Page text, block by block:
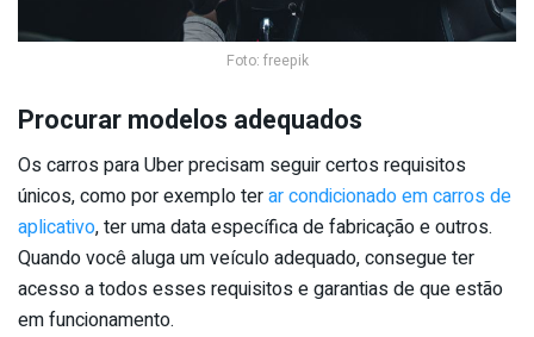
Foto: freepik
Procurar modelos adequados
Os carros para Uber precisam seguir certos requisitos
únicos, como por exemplo terar condicionado em carros de
aplicativo, ter uma data específica de fabricação e outros.
Quando você aluga um veículo adequado, consegue ter
acesso a todos esses requisitos e garantias de que estão
em funcionamento.